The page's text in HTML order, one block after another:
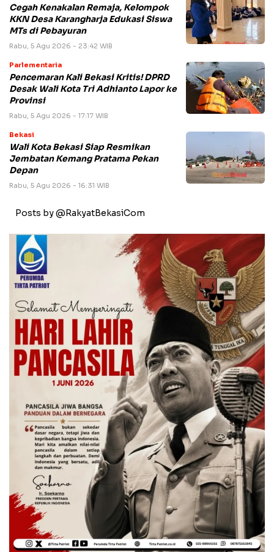
Cegah Kenakalan Remaja, Kelompok
KKN Desa Karangharja Edukasi Siswa
MTs di Pebayuran
Rabu, 5 Agu 2026 - 23:42 WIB
Parlementaria
Pencemaran Kali Bekasi Kritis! DPRD
Desak Wali Kota Tri Adhianto Lapor ke
Provinsi
Rabu, 5 Agu 2026 - 17:17 WIB
Bekasi
Wali Kota Bekasi Siap Resmikan
Jembatan Kemang Pratama Pekan
Depan
Rabu, 5 Agu 2026 - 16:31 WIB
Posts by @RakyatBekasiCom